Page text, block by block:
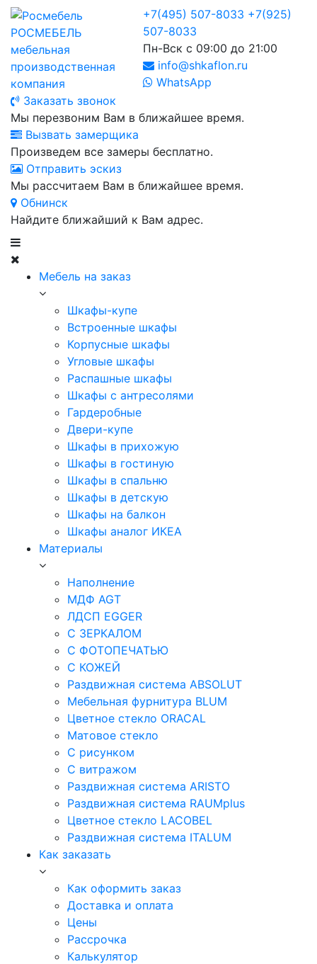
РОСМЕБЕЛЬ
мебельная
производственная
компания
+7(495) 507-8033 +7(925)
507-8033
Пн-Вск с 09:00 до 21:00
info@shkaflon.ru
WhatsApp
Заказать звонок
Мы перезвоним Вам в ближайшее время.
Вызвать замерщика
Произведем все замеры бесплатно.
Отправить эскиз
Мы рассчитаем Вам в ближайшее время.
Обнинск
Найдите ближайший к Вам адрес.
Мебель на заказ
Шкафы-купе
Встроенные шкафы
Корпусные шкафы
Угловые шкафы
Распашные шкафы
Шкафы с антресолями
Гардеробные
Двери-купе
Шкафы в прихожую
Шкафы в гостиную
Шкафы в спальню
Шкафы в детскую
Шкафы на балкон
Шкафы аналог ИКЕА
Материалы
Наполнение
МДФ AGT
ЛДСП EGGER
С ЗЕРКАЛОМ
С ФОТОПЕЧАТЬЮ
С КОЖЕЙ
Раздвижная система ABSOLUT
Мебельная фурнитура BLUM
Цветное стекло ORACAL
Матовое стекло
C рисунком
C витражом
Раздвижная система ARISTO
Раздвижная система RAUMplus
Цветное стекло LACOBEL
Раздвижная система ITALUM
Как заказать
Как оформить заказ
Доставка и оплата
Цены
Рассрочка
Калькулятор